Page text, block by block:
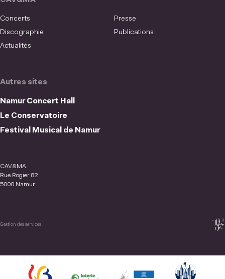
Autres sites
Namur Concert Hall
Le Conservatoire
Festival Musical de Namur
Concerts
Presse
Discographie
Publications
Actualités
CAV&MA
Rue Rogier 82
5000 Namur
Gestion des services